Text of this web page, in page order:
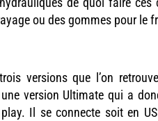
ou des gommes pour le
versions que l’on
version Ultimate qui a
Il se connecte soit en